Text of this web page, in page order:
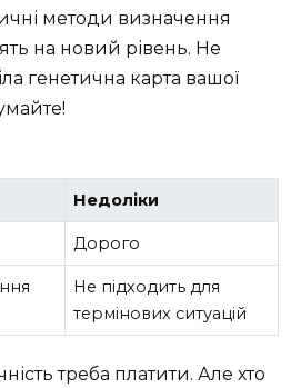
методи визначення
на новий рівень. Не
генетична карта вашої
Недоліки
Дорого
Не підходить для
термінових ситуацій
треба платити. Але хто